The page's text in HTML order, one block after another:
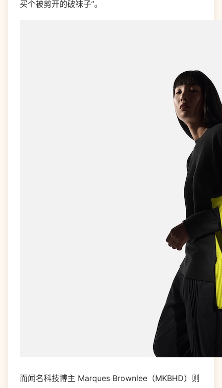
买个被剪开的破袜子”。
而闻名科技博主 Marques Brownlee（MKBHD）则